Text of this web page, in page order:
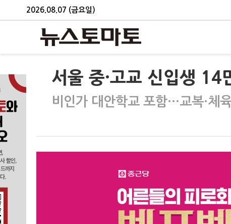
2026.08.07 (금요일)
서울 중·고교 신입생
비인가 대안학교 포함…교복·체